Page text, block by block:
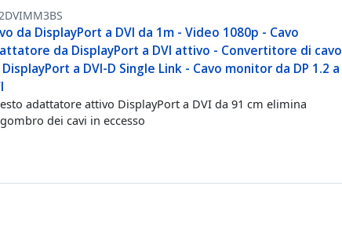
da DisplayPort a DVI da 1m - Video 1080p - Cavo
da DisplayPort a DVI attivo - Convertitore di cavo
a DVI-D Single Link - Cavo monitor da DP 1.2 a
adattatore attivo DisplayPort a DVI da 91 cm elimina
dei cavi in eccesso